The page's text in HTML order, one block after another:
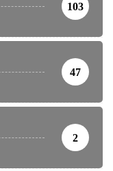
103
47
2